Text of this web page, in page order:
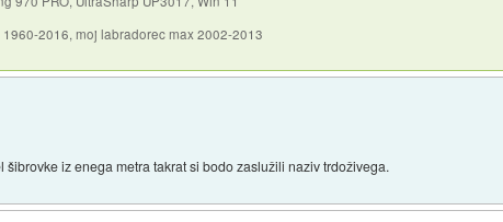
2016, moj labradorec max 2002-2013
iz enega metra takrat si bodo zaslužili naziv trdoživega.